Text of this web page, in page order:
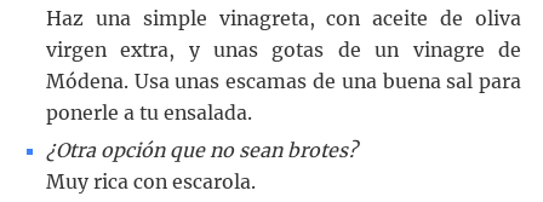
Haz una simple vinagreta, con aceite de oliva
virgen extra, y unas gotas de un vinagre de
Módena. Usa unas escamas de una buena sal para
ponerle a tu ensalada.
¿Otra opción que no sean brotes?
Muy rica con escarola.